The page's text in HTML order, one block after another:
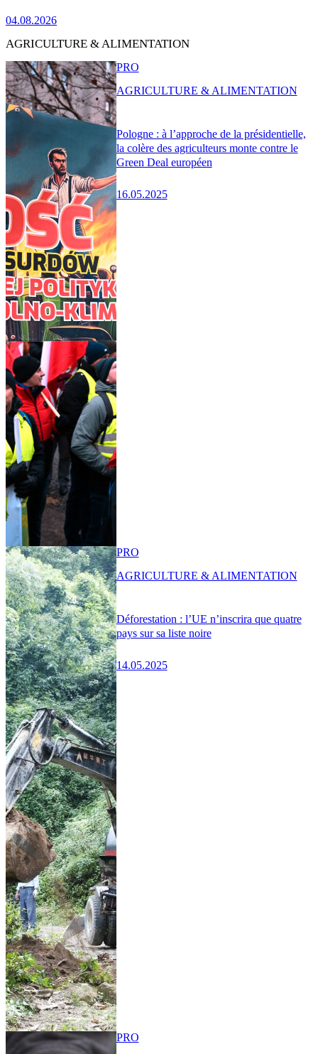
04.08.2026
AGRICULTURE & ALIMENTATION
Pologne : à l’approche de la présidentielle,
la colère des agriculteurs monte contre le
Green Deal européen
16.05.2025
PRO
AGRICULTURE & ALIMENTATION
Déforestation : l’UE n’inscrira que quatre
pays sur sa liste noire
14.05.2025
PRO
AGRICULTURE & ALIMENTATION
PRO